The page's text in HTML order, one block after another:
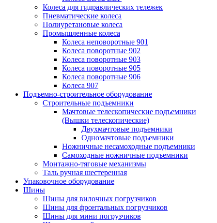
Колеса для гидравлических тележек
Пневматические колеса
Полиуретановые колеса
Промышленные колеса
Колеса неповоротные 901
Колеса поворотные 902
Колеса поворотные 903
Колеса поворотные 905
Колеса поворотные 906
Колеса 907
Подъемно-строительное оборудование
Строительные подъемники
Мачтовые телескопические подъемники
(Вышки телескопические)
Двухмачтовые подъемники
Одномачтовые подъемники
Ножничные несамоходные подъемники
Самоходные ножничные подъемники
Монтажно-тяговые механизмы
Таль ручная шестеренная
Упаковочное оборудование
Шины
Шины для вилочных погрузчиков
Шины для фронтальных погрузчиков
Шины для мини погрузчиков